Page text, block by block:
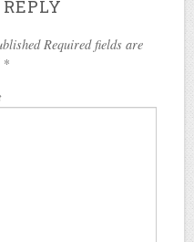
Required fields are
*